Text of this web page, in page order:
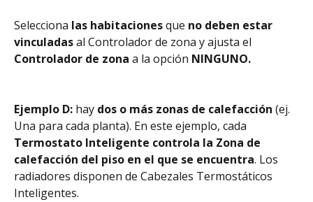
Selecciona las habitaciones que no deben estar
vinculadas al Controlador de zona y ajusta el
Controlador de zona a la opción NINGUNO.
Ejemplo D: hay dos o más zonas de calefacción (ej.
Una para cada planta). En este ejemplo, cada
Termostato Inteligente controla la Zona de
calefacción del piso en el que se encuentra. Los
radiadores disponen de Cabezales Termostáticos
Inteligentes.